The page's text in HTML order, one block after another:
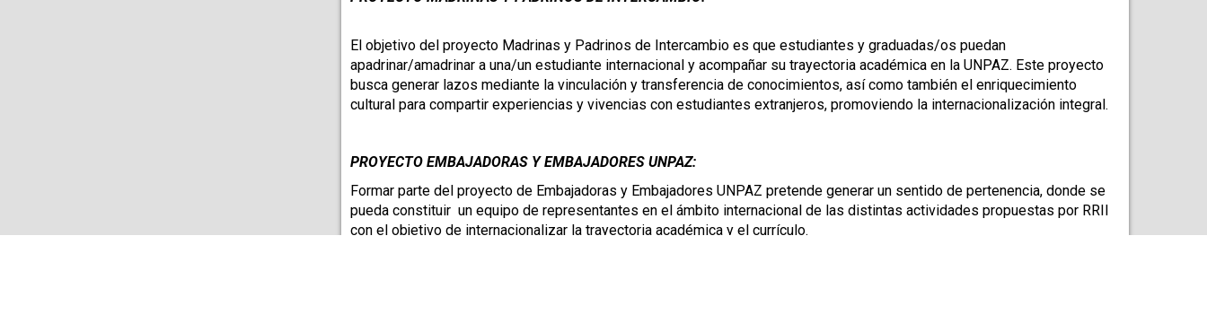
El objetivo del proyecto Madrinas y Padrinos de Intercambio es que estudiantes y graduadas/os puedan
apadrinar/amadrinar a una/un estudiante internacional y acompañar su trayectoria académica en la UNPAZ. Este proyecto
busca generar lazos mediante la vinculación y transferencia de conocimientos, así como también el enriquecimiento
cultural para compartir experiencias y vivencias con estudiantes extranjeros, promoviendo la internacionalización integral.
PROYECTO EMBAJADORAS Y EMBAJADORES UNPAZ:
Formar parte del proyecto de Embajadoras y Embajadores UNPAZ pretende generar un sentido de pertenencia, donde se
pueda constituir  un equipo de representantes en el ámbito internacional de las distintas actividades propuestas por RRII
con el objetivo de internacionalizar la trayectoria académica y el currículo.